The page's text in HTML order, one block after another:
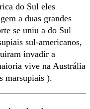
do Sul eles
a duas grandes
se uniu a do Sul
sul-americanos,
invadir a
vive na Austrália
marsupiais ).